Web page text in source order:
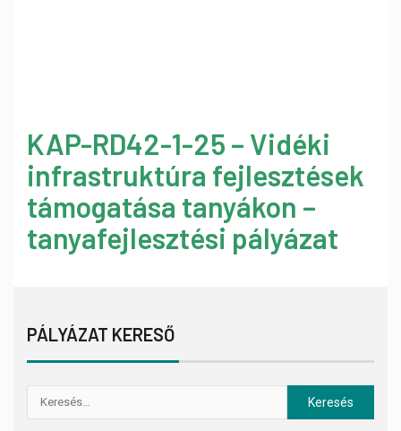
KAP-RD42-1-25 – Vidéki
infrastruktúra fejlesztések
támogatása tanyákon –
tanyafejlesztési pályázat
PÁLYÁZAT KERESŐ